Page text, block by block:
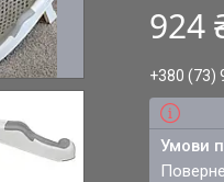
924
+380 (73)